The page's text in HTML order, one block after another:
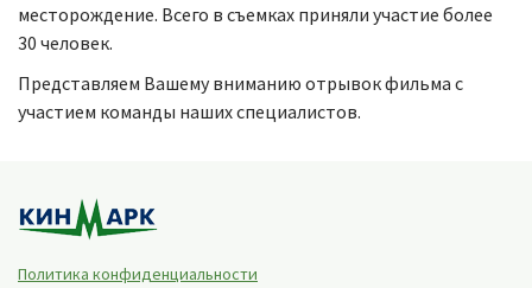
месторождение. Всего в съемках приняли участие более
30 человек.
Представляем Вашему вниманию отрывок фильма с
участием команды наших специалистов.
Политика конфиденциальности